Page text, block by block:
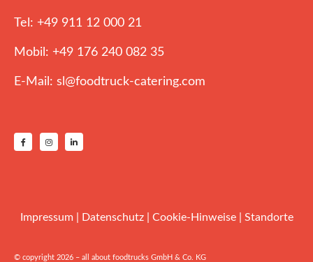
Tel: +49 911 12 000 21
Mobil: +49 176 240 082 35
E-Mail: sl@foodtruck-catering.com
Impressum| Datenschutz| Cookie-Hinweise| Standorte
© copyright 2026 – all about foodtrucks GmbH & Co. KG